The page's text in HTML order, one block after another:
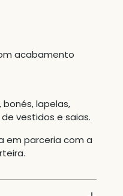
acabamento
lapelas,
vestidos e saias.
em parceria com a